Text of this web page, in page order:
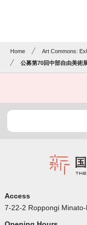
Home
Art Commons:
公募第70回中部自由美術
Access
7-22-2 Roppongi